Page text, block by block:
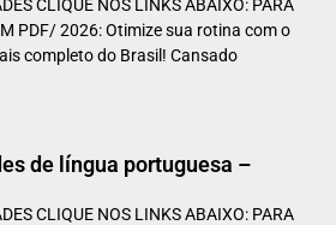
CLIQUE NOS LINKS ABAIXO: PARA
PDF/ 2026: Otimize sua rotina com o
completo do Brasil! Cansado
de língua portuguesa –
CLIQUE NOS LINKS ABAIXO: PARA